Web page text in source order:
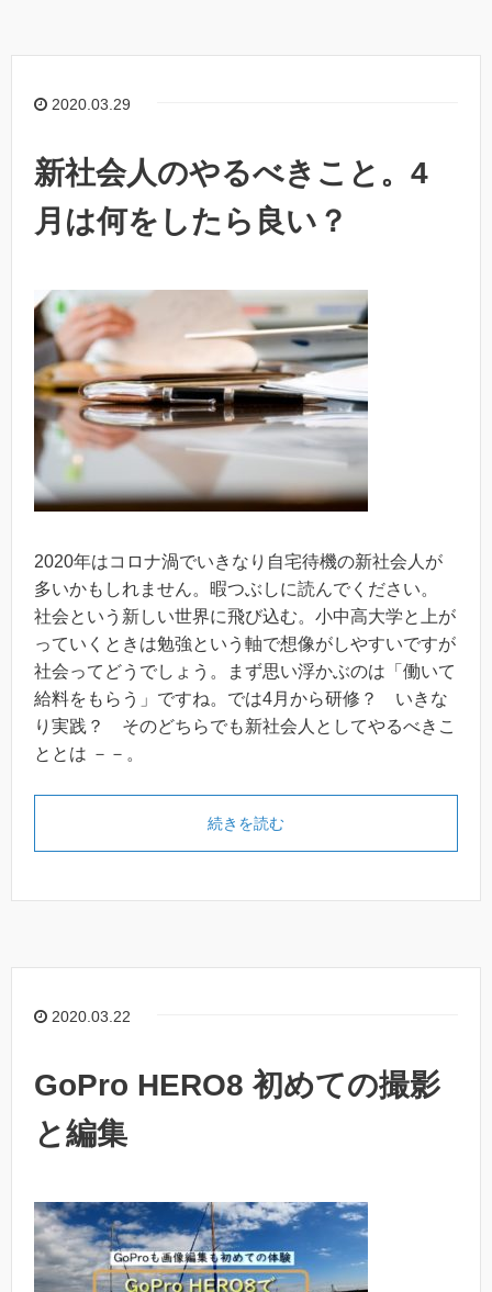
2020.03.29
新社会人のやるべきこと。4
月は何をしたら良い？
2020年はコロナ渦でいきなり自宅待機の新社会人が
多いかもしれません。暇つぶしに読んでください。
社会という新しい世界に飛び込む。小中高大学と上が
っていくときは勉強という軸で想像がしやすいですが
社会ってどうでしょう。まず思い浮かぶのは「働いて
給料をもらう」ですね。では4月から研修？ いきな
り実践？ そのどちらでも新社会人としてやるべきこ
ととは －－。
続きを読む
2020.03.22
GoPro HERO8 初めての撮影
と編集